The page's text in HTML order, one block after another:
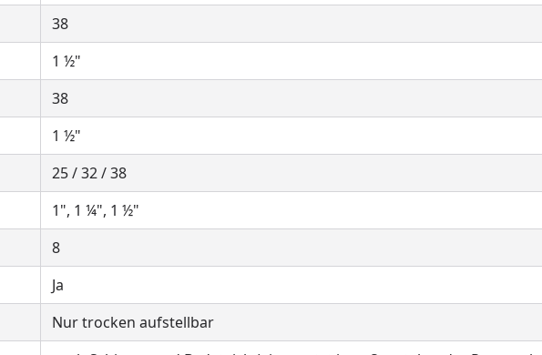
38
1 ½"
38
1 ½"
25 / 32 / 38
1", 1 ¼", 1 ½"
8
Ja
Nur trocken aufstellbar